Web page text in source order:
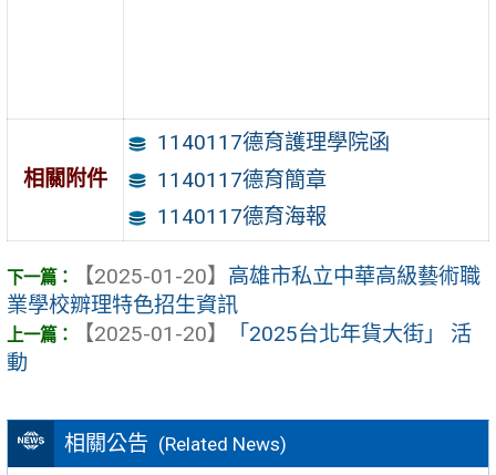
相關公告 (Related News)
相關附件
1140117德育護理學院函
1140117德育簡章
1140117德育海報
【2025-01-20】 高雄市私立中華高級藝術職
業學校辧理特色招生資訊
【2025-01-20】
「2025台北年貨大街」 活
動